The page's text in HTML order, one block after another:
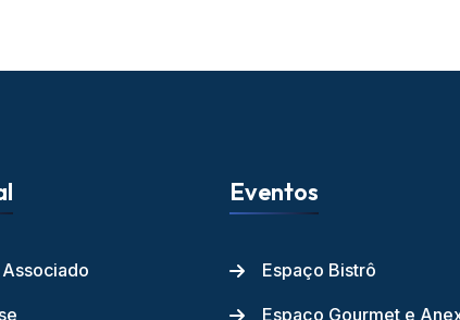
Eventos
Espaço Bistrô
Espaço Gourmet e